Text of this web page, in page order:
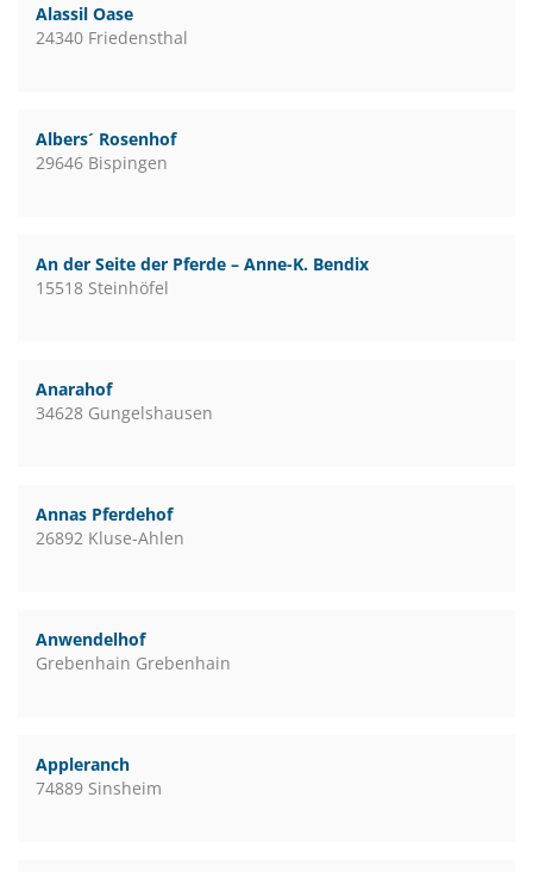
Alassil Oase
24340 Friedensthal
Albers´ Rosenhof
29646 Bispingen
An der Seite der Pferde – Anne-K. Bendix
15518 Steinhöfel
Anarahof
34628 Gungelshausen
Annas Pferdehof
26892 Kluse-Ahlen
Anwendelhof
Grebenhain Grebenhain
Appleranch
74889 Sinsheim